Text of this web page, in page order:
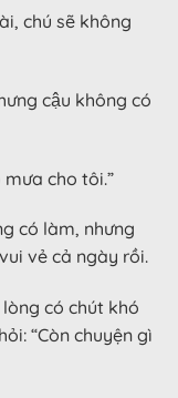
chú sẽ không
cậu không có
cho tôi.”
có làm, nhưng
vẻ cả ngày rồi.
có chút khó
“Còn chuyện gì